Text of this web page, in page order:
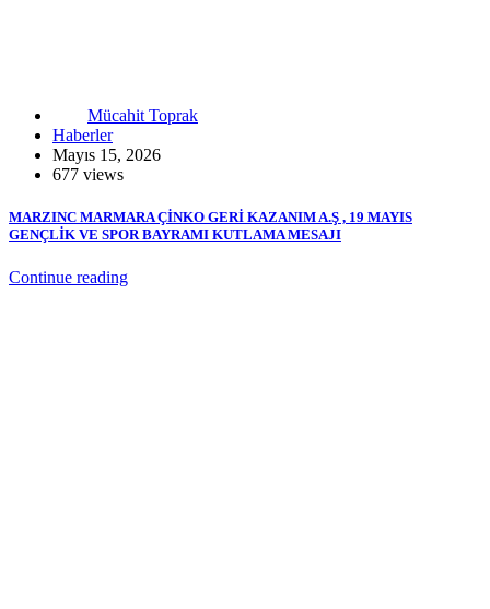
Mücahit Toprak
Haberler
Mayıs 15, 2026
677 views
MARZINC MARMARA ÇİNKO GERİ KAZANIM A.Ş , 19 MAYIS
GENÇLİK VE SPOR BAYRAMI KUTLAMA MESAJI
Continue reading